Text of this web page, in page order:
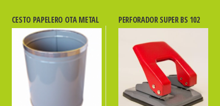
CESTO PAPELERO OTA METAL PERFORADOR SUPER BS 102